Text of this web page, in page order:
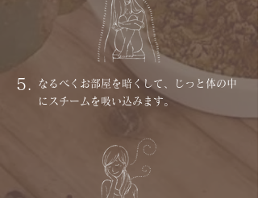
5.
なるべくお部屋を暗くして、じっと体の中
にスチームを吸い込みます。